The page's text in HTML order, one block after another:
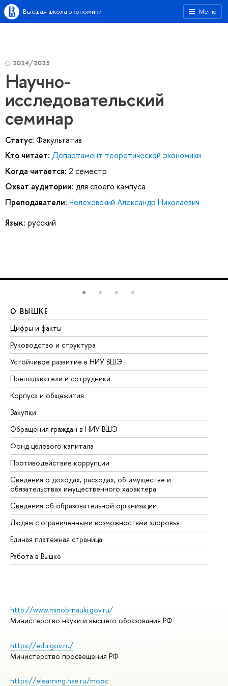
Меню
Высшая школа экономики
2024/2025
Научно-
исследовательский
семинар
Статус: Факультатив
Кто читает: Департамент теоретической экономики
Когда читается: 2 семестр
Охват аудитории: для своего кампуса
Преподаватели: Челеховский Александр Николаевич
Язык: русский
О ВЫШКЕ
Цифры и факты
Руководство и структура
Устойчивое развитие в НИУ ВШЭ
Преподаватели и сотрудники
Корпуса и общежития
Закупки
Обращения граждан в НИУ ВШЭ
Фонд целевого капитала
Противодействие коррупции
Сведения о доходах, расходах, об имуществе и
обязательствах имущественного характера
Сведения об образовательной организации
Людям с ограниченными возможностями здоровья
Единая платежная страница
Работа в Вышке
http://www.minobrnauki.gov.ru/
Министерство науки и высшего образования РФ
https://edu.gov.ru/
Министерство просвещения РФ
https://elearning.hse.ru/mooc